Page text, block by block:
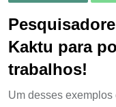
Kaktu para
trabalhos!
Um desses exemplos